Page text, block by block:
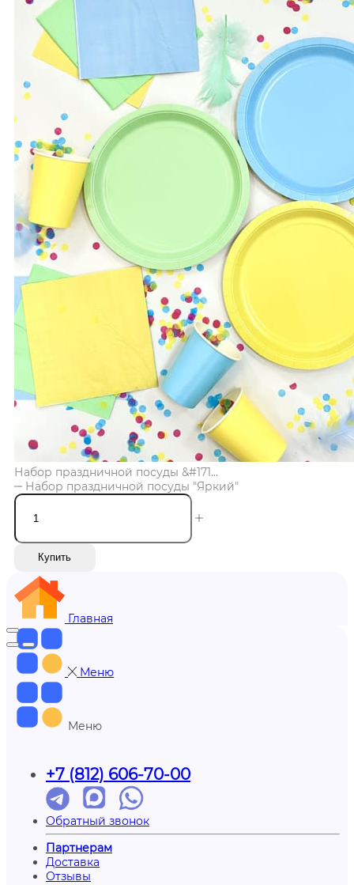
Набор праздничной посуды &#171...
Набор праздничной посуды "Яркий"
Купить
Главная
Меню
Меню
+7 (812) 606-70-00
Обратный звонок
Партнерам
Доставка
Отзывы